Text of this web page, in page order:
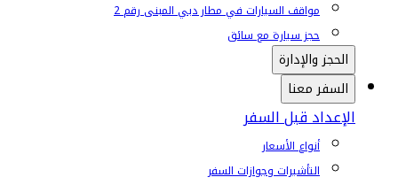
مواقف السيارات في مطار دبي المبنى رقم 2
حجز سيارة مع سائق
الحجز والإدارة
السفر معنا
الإعداد قبل السفر
أنواع الأسعار
التأشيرات وجوازات السفر